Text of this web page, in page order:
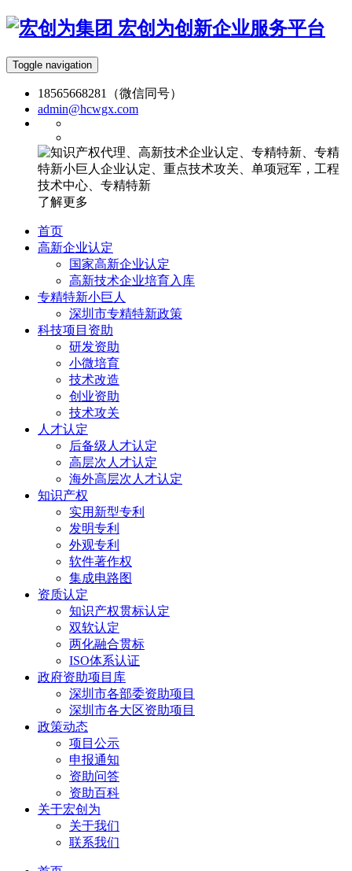
宏创为创新企业服务平台
Toggle navigation
18565668281（微信同号）
admin@hcwgx.com
了解更多
首页
高新企业认定
国家高新企业认定
高新技术企业培育入库
专精特新小巨人
深圳市专精特新政策
科技项目资助
研发资助
小微培育
技术改造
创业资助
技术攻关
人才认定
后备级人才认定
高层次人才认定
海外高层次人才认定
知识产权
实用新型专利
发明专利
外观专利
软件著作权
集成电路图
资质认定
知识产权贯标认定
双软认定
两化融合贯标
ISO体系认证
政府资助项目库
深圳市各部委资助项目
深圳市各大区资助项目
政策动态
项目公示
申报通知
资助问答
资助百科
关于宏创为
关于我们
联系我们